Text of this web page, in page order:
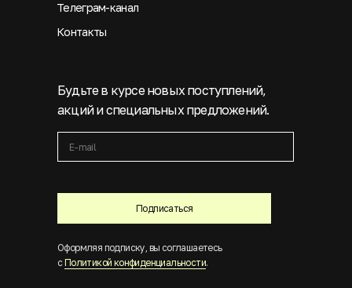
Подписаться
Будьте в курсе новых поступлений,
акций и специальных предложений.
Оформляя подписку, вы соглашаетесь
с Политикой конфиденциальности.
Телеграм-канал
Контакты